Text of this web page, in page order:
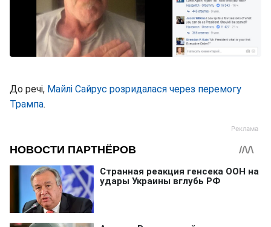
До речі, Майлі Сайрус розридалася через перемогу
Трампа.